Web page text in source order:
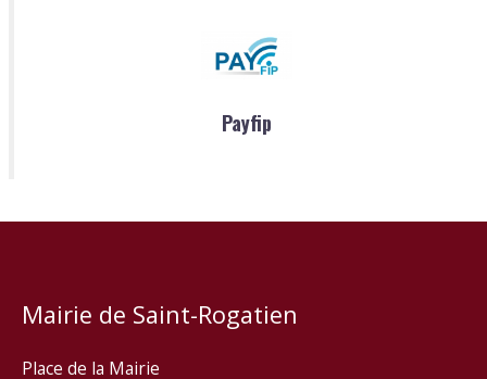
Payfip
Mairie de Saint-Rogatien
Place de la Mairie